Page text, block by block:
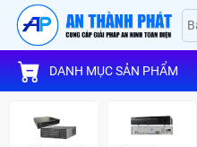
DANH MỤC SẢN PHẨM